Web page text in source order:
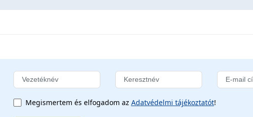
Megismertem és elfogadom az Adatvédelmi tájékoztatót!